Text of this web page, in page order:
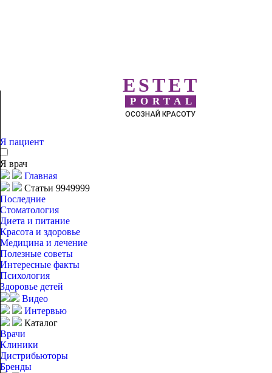
ESTET
PORTAL
ОСОЗНАЙ КРАСОТУ
Я пациент
Я врач
Главная
Статьи 9949999
Последние
Стоматология
Диета и питание
Красота и здоровье
Медицина и лечение
Полезные советы
Интересные факты
Психология
Здоровье детей
Видео
Интервью
Каталог
Врачи
Клиники
Дистрибьюторы
Бренды